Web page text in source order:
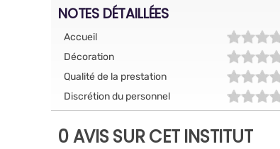
NOTES DÉTAILLÉES
Accueil
Décoration
Qualité de la prestation
Discrétion du personnel
0 AVIS SUR CET INSTITUT